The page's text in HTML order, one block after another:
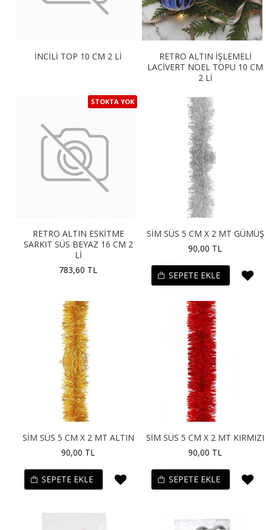
İNCİLİ TOP 10 CM 2 Lİ
RETRO ALTIN İŞLEMELİ
LACİVERT NOEL TOPU 10 CM
2 Lİ
STOKTA YOK
RETRO ALTIN ESKİTME
SARKIT SÜS BEYAZ 16 CM 2
Lİ
783,60 TL
SİM SÜS 5 CM X 2 MT GÜMÜŞ
90,00 TL
SEPETE EKLE
SİM SÜS 5 CM X 2 MT ALTIN
90,00 TL
SEPETE EKLE
SİM SÜS 5 CM X 2 MT KIRMIZI
90,00 TL
SEPETE EKLE